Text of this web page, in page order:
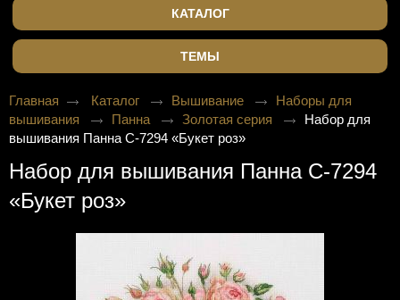
КАТАЛОГ
ТЕМЫ
Главная Каталог Вышивание
Наборы для
вышивания
Панна Золотая серия
Набор для
вышивания Панна C-7294 «Букет роз»
Набор для вышивания Панна C-7294
«Букет роз»